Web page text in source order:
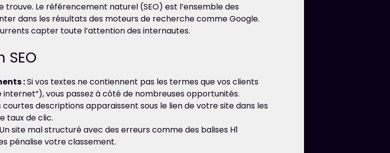
trouve. Le référencement naturel (SEO) est l’ensemble des
dans les résultats des moteurs de recherche comme Google.
capter toute l’attention des internautes.
:Si vos textes ne contiennent pas les termes que vos clients
vous passez à côté de nombreuses opportunités.
courtes descriptions apparaissent sous le lien de votre site dans les
taux de clic.
Un site mal structuré avec des erreurs comme des balises H1
pénalise votre classement.